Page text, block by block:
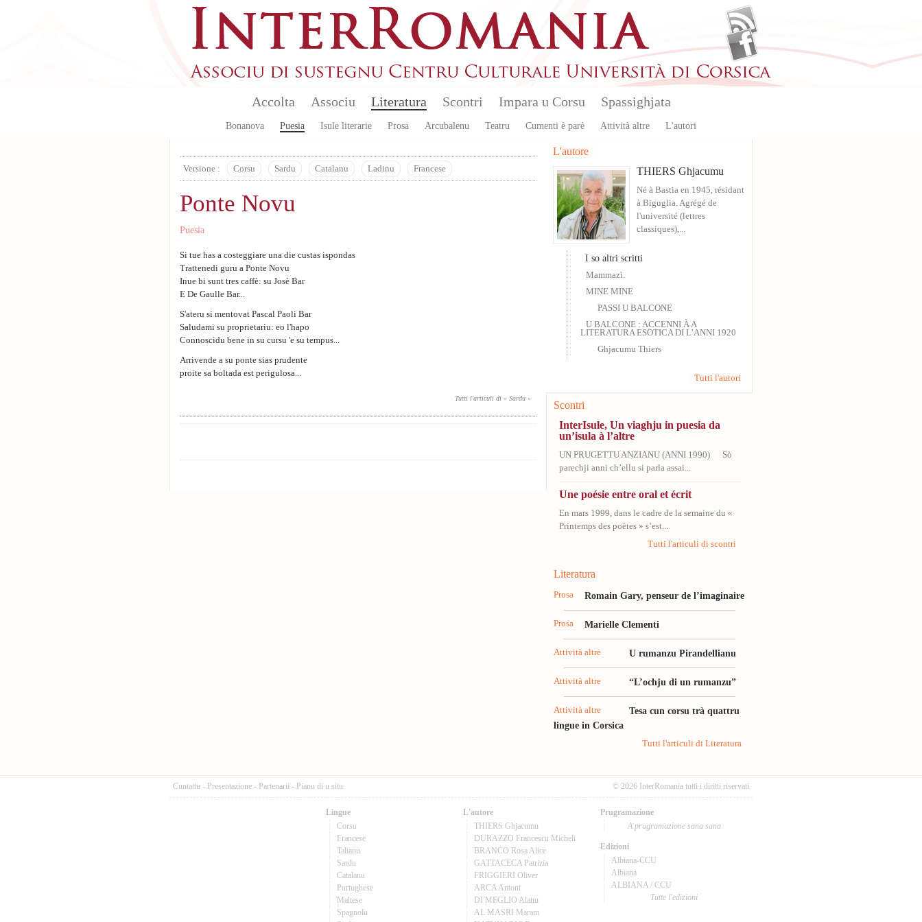
Accolta Associu Literatura
Bonanova Puesia Isule literarie Prosa Arcubalenu Teatru Cumenti è parè Attività altre L'autori
Scontri Impara u Corsu Spassighjata
Versione : Corsu Sardu Catalanu Ladinu Francese
Ponte Novu
Puesia
Si tue has a costeggiare una die custas ispondas
Trattenedi guru a Ponte Novu
Inue bi sunt tres caffè: su Josè Bar
E De Gaulle Bar...
S'ateru si mentovat Pascal Paoli Bar
Saludami su proprietariu: eo l'hapo
Connoscidu bene in su cursu 'e su tempus...
Arrivende a su ponte sias prudente
proite sa boltada est perigulosa...
Tutti l'articuli di « Sardu »
L'autore
THIERS Ghjacumu
Né à Bastia en 1945, résidant
à Biguglia. Agrégé de
l'université (lettres
classiques),...
I so altri scritti
Mammazì.
MINE MINE
PASSI U BALCONE
U BALCONE : ACCENNI À A
LITERATURA ESOTICA DI L’ANNI 1920
Ghjacumu Thiers
Tutti l'autori
Scontri
InterIsule, Un viaghju in puesia da
un’isula à l’altre
UN PRUGETTU ANZIANU (ANNI 1990) Sò
parechji anni ch’ellu si parla assai...
Une poésie entre oral et écrit
En mars 1999, dans le cadre de la semaine du «
Printemps des poètes » s’est...
Tutti l'articuli di scontri
Literatura
Prosa Romain Gary, penseur de l’imaginaire
Prosa Marielle Clementi
Attività altre U rumanzu Pirandellianu
Attività altre “L’ochju di un rumanzu”
Attività altre
Tesa cun corsu trà quattru
lingue in Corsica
Tutti l'articuli di Literatura
Cuntattu - Presentazione - Partenarii - Pianu di u situ © 2026 InterRomania tutti i diritti riservati
Lingue
Corsu
Francese
Talianu
Sardu
Catalanu
Purtughese
Maltese
Spagnolu
L'autore
THIERS Ghjacumu
DURAZZO Francescu Micheli
BRANCO Rosa Alice
GATTACECA Patrizia
FRIGGIERI Oliver
ARCA Antoni
DI MEGLIO Alanu
AL MASRI Maram
Prugramazione
A prugramazione sana sana
Edizioni
Albiana-CCU
Albiana
ALBIANA / CCU
Tutte l'edizioni